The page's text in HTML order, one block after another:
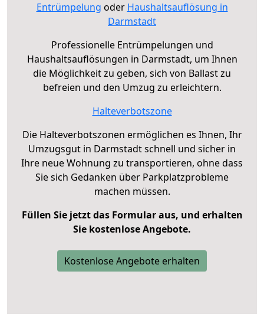
Entrümpelung oder Haushaltsauflösung in
Darmstadt
Professionelle Entrümpelungen und
Haushaltsauflösungen in Darmstadt, um Ihnen
die Möglichkeit zu geben, sich von Ballast zu
befreien und den Umzug zu erleichtern.
Halteverbotszone
Die Halteverbotszonen ermöglichen es Ihnen, Ihr
Umzugsgut in Darmstadt schnell und sicher in
Ihre neue Wohnung zu transportieren, ohne dass
Sie sich Gedanken über Parkplatzprobleme
machen müssen.
Füllen Sie jetzt das Formular aus, und erhalten
Sie kostenlose Angebote.
Kostenlose Angebote erhalten